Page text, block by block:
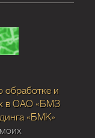
обработке и
в ОАО «БМЗ
«БМК»